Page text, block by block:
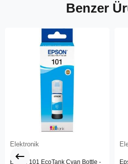
Benzer
Elektronik
Epson 101 EcoTank Cyan Bottle -